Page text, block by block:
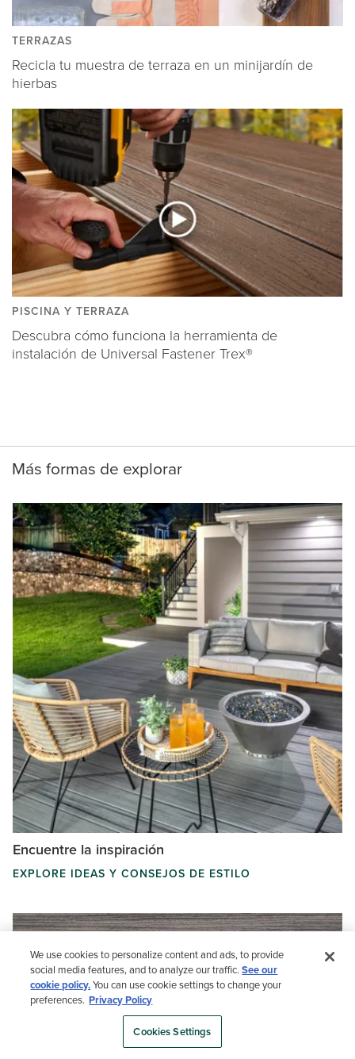
TERRAZAS
Recicla tu muestra de terraza en un minijardín de
hierbas
PISCINA Y TERRAZA
Descubra cómo funciona la herramienta de
instalación de Universal Fastener Trex®
Más formas de explorar
Encuentre la inspiración
EXPLORE IDEAS Y CONSEJOS DE ESTILO
We use cookies to personalize content and ads, to provide
social media features, and to analyze our traffic.See our
cookie policy.You can use cookie settings to change your
preferences. Privacy Policy
Cookies Settings